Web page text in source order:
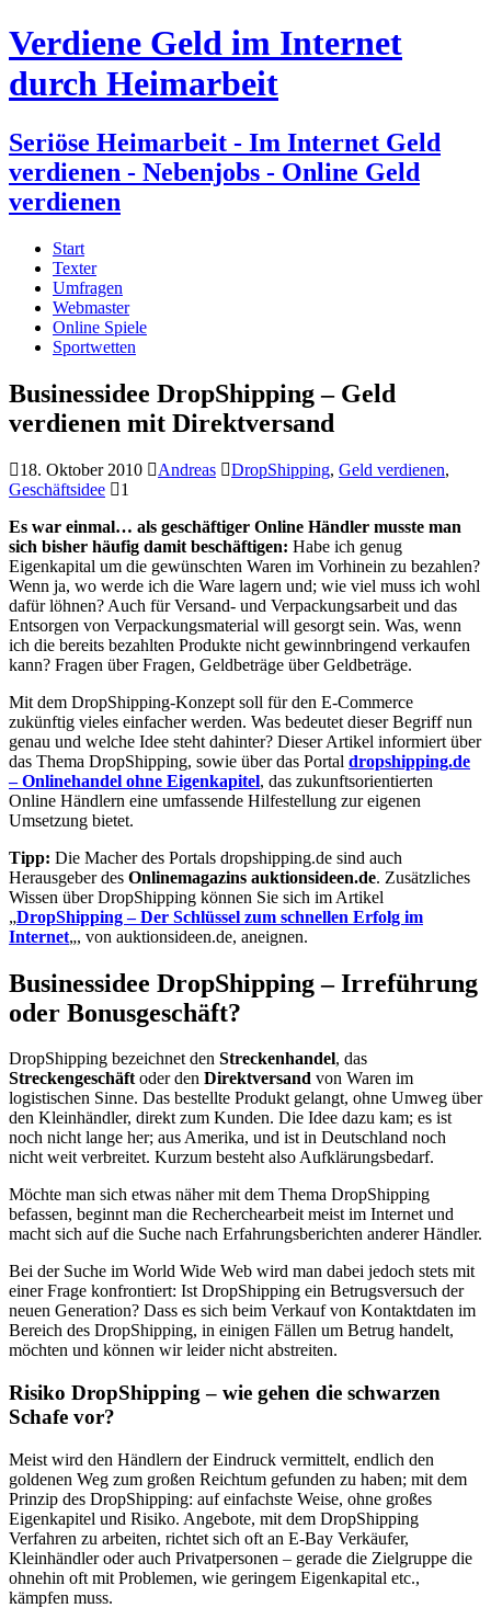
Verdiene Geld im Internet
durch Heimarbeit
Seriöse Heimarbeit - Im Internet Geld
verdienen - Nebenjobs - Online Geld
verdienen
Start
Texter
Umfragen
Webmaster
Online Spiele
Sportwetten
Businessidee DropShipping – Geld
verdienen mit Direktversand
18. Oktober 2010 Andreas DropShipping, Geld verdienen,
Geschäftsidee
1
Es war einmal… als geschäftiger Online Händler musste man
sich bisher häufig damit beschäftigen: Habe ich genug
Eigenkapital um die gewünschten Waren im Vorhinein zu bezahlen?
Wenn ja, wo werde ich die Ware lagern und; wie viel muss ich wohl
dafür löhnen? Auch für Versand- und Verpackungsarbeit und das
Entsorgen von Verpackungsmaterial will gesorgt sein. Was, wenn
ich die bereits bezahlten Produkte nicht gewinnbringend verkaufen
kann? Fragen über Fragen, Geldbeträge über Geldbeträge.
Mit dem DropShipping-Konzept soll für den E-Commerce
zukünftig vieles einfacher werden. Was bedeutet dieser Begriff nun
genau und welche Idee steht dahinter? Dieser Artikel informiert über
das Thema DropShipping, sowie über das Portal dropshipping.de
– Onlinehandel ohne Eigenkapitel, das zukunftsorientierten
Online Händlern eine umfassende Hilfestellung zur eigenen
Umsetzung bietet.
Tipp: Die Macher des Portals dropshipping.de sind auch
Herausgeber des Onlinemagazins auktionsideen.de. Zusätzliches
Wissen über DropShipping können Sie sich im Artikel
„DropShipping – Der Schlüssel zum schnellen Erfolg im
Internet„, von auktionsideen.de, aneignen.
Businessidee DropShipping – Irreführung
oder Bonusgeschäft?
DropShipping bezeichnet den Streckenhandel, das
Streckengeschäftoder den Direktversand von Waren im
logistischen Sinne. Das bestellte Produkt gelangt, ohne Umweg über
den Kleinhändler, direkt zum Kunden. Die Idee dazu kam; es ist
noch nicht lange her; aus Amerika, und ist in Deutschland noch
nicht weit verbreitet. Kurzum besteht also Aufklärungsbedarf.
Möchte man sich etwas näher mit dem Thema DropShipping
befassen, beginnt man die Recherchearbeit meist im Internet und
macht sich auf die Suche nach Erfahrungsberichten anderer Händler.
Bei der Suche im World Wide Web wird man dabei jedoch stets mit
einer Frage konfrontiert: Ist DropShipping ein Betrugsversuch der
neuen Generation? Dass es sich beim Verkauf von Kontaktdaten im
Bereich des DropShipping, in einigen Fällen um Betrug handelt,
möchten und können wir leider nicht abstreiten.
Risiko DropShipping – wie gehen die schwarzen
Schafe vor?
Meist wird den Händlern der Eindruck vermittelt, endlich den
goldenen Weg zum großen Reichtum gefunden zu haben; mit dem
Prinzip des DropShipping: auf einfachste Weise, ohne großes
Eigenkapitel und Risiko. Angebote, mit dem DropShipping
Verfahren zu arbeiten, richtet sich oft an E-Bay Verkäufer,
Kleinhändler oder auch Privatpersonen – gerade die Zielgruppe die
ohnehin oft mit Problemen, wie geringem Eigenkapital etc.,
kämpfen muss.